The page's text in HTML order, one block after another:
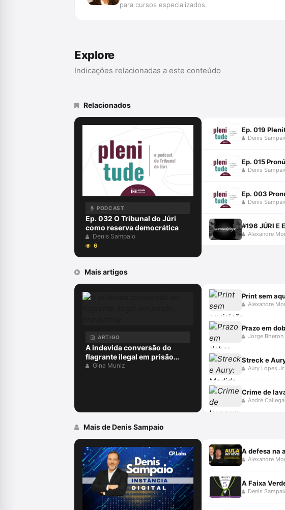
para cursos especializados.
Explore
Indicações relacionadas a este conteúdo
Relacionados
PODCAST
Ep. 032 O Tribunal do Júri
como reserva democrática
Denis Sampaio
6
Ep. 019
Denis
Ep. 015
Denis
Ep. 003
Denis
#196 JÚRI E
Alexandre
Mais artigos
ARTIGO
A indevida conversão do
flagrante ilegal em prisão
preventiva
Gina Muniz
Print sem
Alexandre
Prazo em
Jorge Bheron
Streck e
Aury Lopes Jr
Crime de
André
Mais de Denis Sampaio
A defesa na
Alexandre
A Faixa
Denis